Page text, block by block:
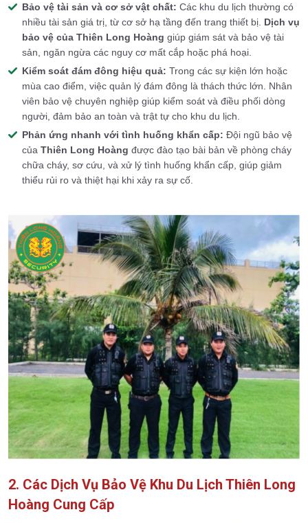
Bảo vệ tài sản và cơ sở vật chất: Các khu du lịch thường có
nhiều tài sản giá trị, từ cơ sở hạ tầng đến trang thiết bị. Dịch vụ
bảo vệ của Thiên Long Hoàng giúp giám sát và bảo vệ tài
sản, ngăn ngừa các nguy cơ mất cắp hoặc phá hoại.
Kiểm soát đám đông hiệu quả: Trong các sự kiện lớn hoặc
mùa cao điểm, việc quản lý đám đông là thách thức lớn. Nhân
viên bảo vệ chuyên nghiệp giúp kiểm soát và điều phối dòng
người, đảm bảo an toàn và trật tự cho khu du lịch.
Phản ứng nhanh với tình huống khẩn cấp: Đội ngũ bảo vệ
của Thiên Long Hoàng được đào tạo bài bản về phòng cháy
chữa cháy, sơ cứu, và xử lý tình huống khẩn cấp, giúp giảm
thiểu rủi ro và thiệt hại khi xảy ra sự cố.
2. Các Dịch Vụ Bảo Vệ Khu Du Lịch Thiên Long
Hoàng Cung Cấp